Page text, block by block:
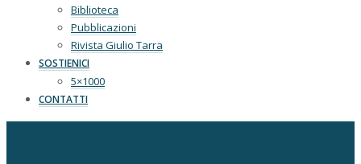
Biblioteca
Pubblicazioni
Rivista Giulio Tarra
SOSTIENICI
5×1000
CONTATTI